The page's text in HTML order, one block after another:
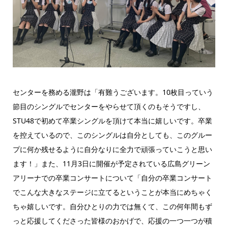
センターを務める瀧野は「有難うございます。10枚目っていう
節目のシングルでセンターをやらせて頂くのもそうですし、
STU48で初めて卒業シングルを頂けて本当に嬉しいです。卒業
を控えているので、このシングルは自分としても、このグルー
プに何か残せるように自分なりに全力で頑張っていこうと思い
ます！」また、11月3日に開催が予定されている広島グリーン
アリーナでの卒業コンサートについて「自分の卒業コンサート
でこんな大きなステージに立てるということが本当にめちゃく
ちゃ嬉しいです。自分ひとりの力では無くて、この何年間もず
っと応援してくださった皆様のおかげで、応援の一つ一つが積